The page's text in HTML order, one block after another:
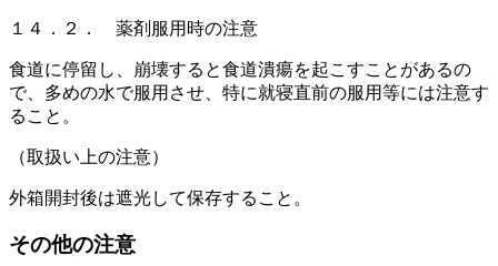
１４．２． 薬剤服用時の注意
食道に停留し、崩壊すると食道潰瘍を起こすことがあるの
で、多めの水で服用させ、特に就寝直前の服用等には注意す
ること。
（取扱い上の注意）
外箱開封後は遮光して保存すること。
その他の注意